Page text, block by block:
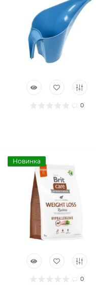
0
Новинка
0